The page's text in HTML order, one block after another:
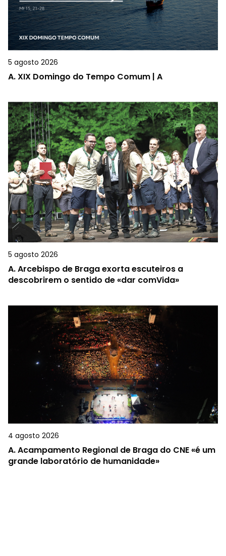
5 agosto 2026
A.XIX Domingo do Tempo Comum | A
5 agosto 2026
A.Arcebispo de Braga exorta escuteiros a
descobrirem o sentido de «dar comVida»
4 agosto 2026
A.Acampamento Regional de Braga do CNE «é um
grande laboratório de humanidade»